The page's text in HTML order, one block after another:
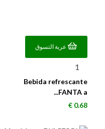
عربة التسوق
Bebida refrescante
FANTA a...
السعر
0.68 €